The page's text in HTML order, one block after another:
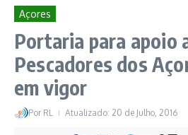
Açores
Portaria para apoio
Pescadores dos
em vigor
Por RL Atualizado: 20 de Julho, 2016